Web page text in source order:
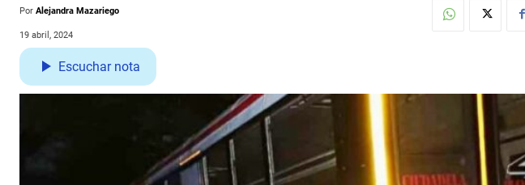
Por Alejandra Mazariego
19 abril, 2024
Escuchar nota